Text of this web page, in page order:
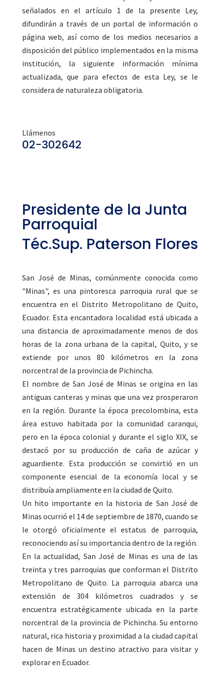
señalados en el artículo 1 de la presente Ley,
difundirán a través de un portal de información o
página web, así como de los medios necesarios a
disposición del público implementados en la misma
institución, la siguiente información mínima
actualizada, que para efectos de esta Ley, se le
considera de naturaleza obligatoria.
Llámenos
02-302642
Presidente de la Junta
Parroquial
Téc.Sup. Paterson Flores
San José de Minas, comúnmente conocida como
"Minas", es una pintoresca parroquia rural que se
encuentra en el Distrito Metropolitano de Quito,
Ecuador. Esta encantadora localidad está ubicada a
una distancia de aproximadamente menos de dos
horas de la zona urbana de la capital, Quito, y se
extiende por unos 80 kilómetros en la zona
norcentral de la provincia de Pichincha.
El nombre de San José de Minas se origina en las
antiguas canteras y minas que una vez prosperaron
en la región. Durante la época precolombina, esta
área estuvo habitada por la comunidad caranqui,
pero en la época colonial y durante el siglo XIX, se
destacó por su producción de caña de azúcar y
aguardiente. Esta producción se convirtió en un
componente esencial de la economía local y se
distribuía ampliamente en la ciudad de Quito.
Un hito importante en la historia de San José de
Minas ocurrió el 14 de septiembre de 1870, cuando se
le otorgó oficialmente el estatus de parroquia,
reconociendo así su importancia dentro de la región.
En la actualidad, San José de Minas es una de las
treinta y tres parroquias que conforman el Distrito
Metropolitano de Quito. La parroquia abarca una
extensión de 304 kilómetros cuadrados y se
encuentra estratégicamente ubicada en la parte
norcentral de la provincia de Pichincha. Su entorno
natural, rica historia y proximidad a la ciudad capital
hacen de Minas un destino atractivo para visitar y
explorar en Ecuador.